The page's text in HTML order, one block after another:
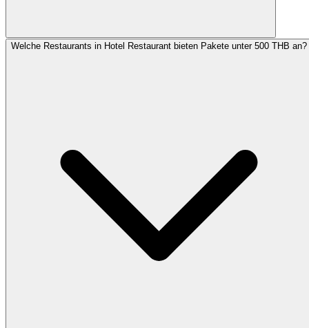
Welche Restaurants in Hotel Restaurant bieten Pakete unter 500 THB an?